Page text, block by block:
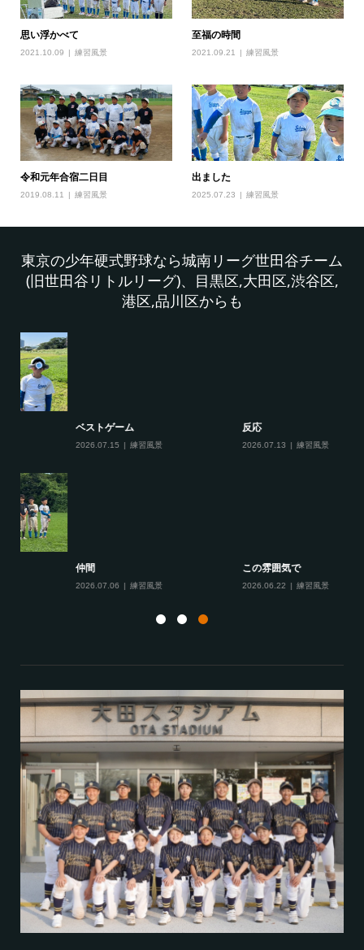
思い浮かべて
2021.10.09 練習風景
至福の時間
2021.09.21 練習風景
令和元年合宿二日目
2019.08.11 練習風景
出ました
2025.07.23 練習風景
東京の少年硬式野球なら城南リーグ世田谷チーム
(旧世田谷リトルリーグ)、目黒区,大田区,渋谷区,
港区,品川区からも
ベストゲーム
練習風景 練習風景
練習風景
この雰囲気で
練習風景